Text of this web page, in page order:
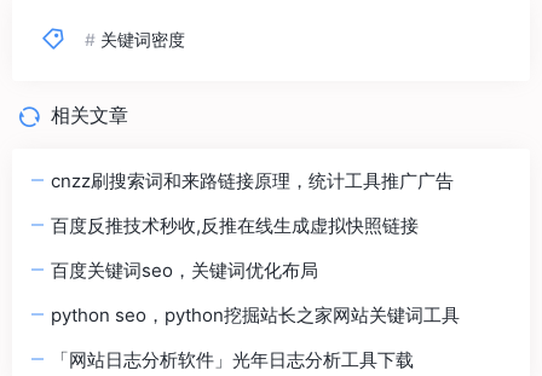
# 关键词密度
相关文章
cnzz刷搜索词和来路链接原理，统计工具推广广告
百度反推技术秒收,反推在线生成虚拟快照链接
百度关键词seo，关键词优化布局
python seo，python挖掘站长之家网站关键词工具
「网站日志分析软件」光年日志分析工具下载